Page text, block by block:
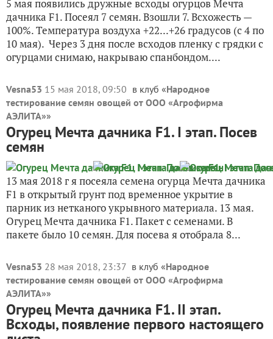
5 мая появились дружные всходы огурцов Мечта
дачника F1. Посеял 7 семян. Взошли 7. Всхожесть —
100%. Температура воздуха +22...+26 градусов (с 4 по
10 мая). Через 3 дня после всходов пленку с грядки с
огурцами снимаю, накрываю спанбондом....
Vesna53 15 мая 2018, 09:50 в клуб «Народное
тестирование семян овощей от ООО «Агрофирма
АЭЛИТА»»
Огурец Мечта дачника F1. I этап. Посев
семян
13 мая 2018 г я посеяла семена огурца Мечта дачника
F1 в открытый грунт под временное укрытие в
парник из нетканого укрывного материала. 13 мая.
Огурец Мечта дачника F1. Пакет с семенами. В
пакете было 10 семян. Для посева я отобрала 8...
Vesna53 28 мая 2018, 23:37 в клуб «Народное
тестирование семян овощей от ООО «Агрофирма
АЭЛИТА»»
Огурец Мечта дачника F1. II этап.
Всходы, появление первого настоящего